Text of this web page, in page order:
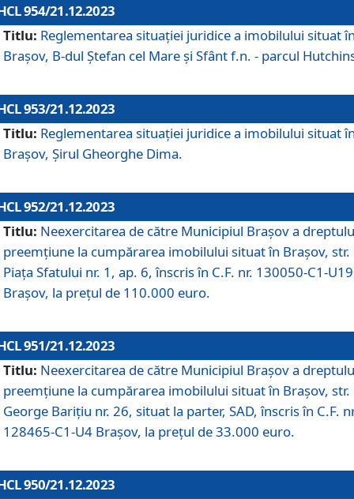
954/21.12.2023
Titlu: Reglementarea situației juridice a imobilului situat
Brașov, B-dul Ștefan cel Mare și Sfânt f.n. - parcul
953/21.12.2023
Titlu: Reglementarea situației juridice a imobilului situat
Brașov, Șirul Gheorghe Dima.
952/21.12.2023
Titlu: Neexercitarea de către Municipiul Brașov a
preemțiune la cumpărarea imobilului situat în Brașov, str.
Piața Sfatului nr. 1, ap. 6, înscris în C.F. nr. 130050-C1-U19
Brașov, la prețul de 110.000 euro.
951/21.12.2023
Titlu: Neexercitarea de către Municipiul Brașov a
preemțiune la cumpărarea imobilului situat în Brașov, str.
George Barițiu nr. 26, situat la parter, SAD, înscris în C.F.
128465-C1-U4 Brașov, la prețul de 33.000 euro.
950/21.12.2023